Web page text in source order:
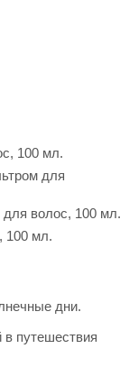
100 мл.
для
волос, 100 мл.
100 мл.
дни.
в путешествия